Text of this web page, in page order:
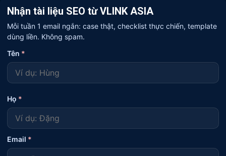
Nhận tài liệu SEO từ VLINK ASIA
Mỗi tuần 1 email ngắn: case thật, checklist thực chiến, template
dùng liền. Không spam.
Tên *
Họ *
Email *